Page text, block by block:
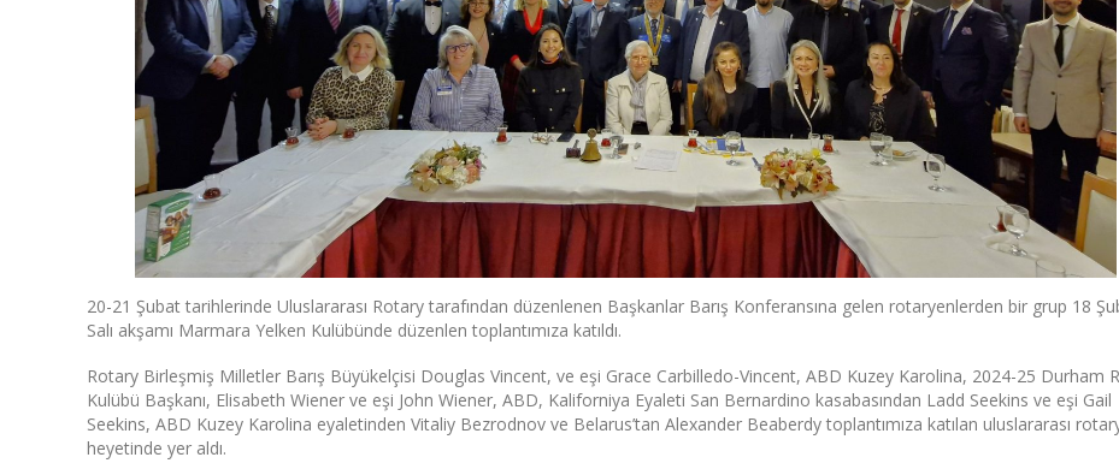
20-21 Şubat tarihlerinde Uluslararası Rotary tarafından düzenlenen Başkanlar Barış Konferansına gelen rotaryenlerden bir grup 18
Salı akşamı Marmara Yelken Kulübünde düzenlen toplantımıza katıldı.
Rotary Birleşmiş Milletler Barış Büyükelçisi Douglas Vincent, ve eşi Grace Carbilledo-Vincent, ABD Kuzey Karolina, 2024-25 Durham
Kulübü Başkanı, Elisabeth Wiener ve eşi John Wiener, ABD, Kaliforniya Eyaleti San Bernardino kasabasından Ladd Seekins ve eşi Gail
Seekins, ABD Kuzey Karolina eyaletinden Vitaliy Bezrodnov ve Belarus’tan Alexander Beaberdy toplantımıza katılan uluslararası
heyetinde yer aldı.